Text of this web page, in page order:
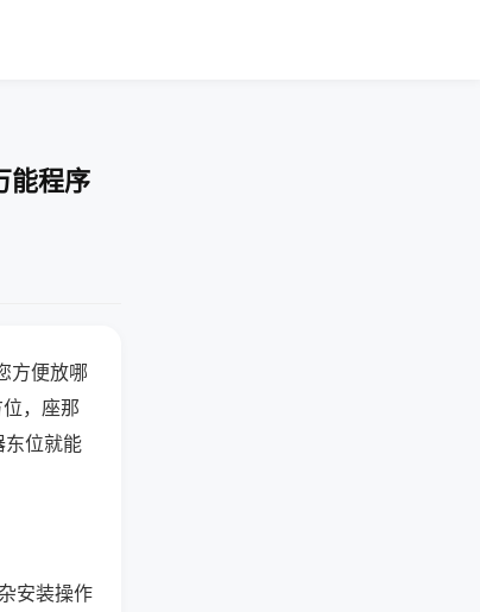
能程序
方便放哪
，座那
东位就能
安装操作